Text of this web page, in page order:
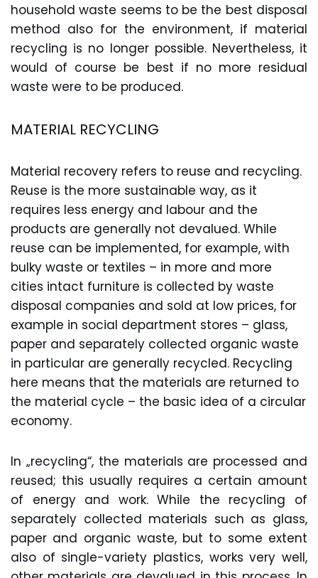
household waste seems to be the best disposal
method also for the environment, if material
recycling is no longer possible. Nevertheless, it
would of course be best if no more residual
waste were to be produced.
MATERIAL RECYCLING
Material recovery refers to reuse and recycling.
Reuse is the more sustainable way, as it
requires less energy and labour and the
products are generally not devalued. While
reuse can be implemented, for example, with
bulky waste or textiles – in more and more
cities intact furniture is collected by waste
disposal companies and sold at low prices, for
example in social department stores – glass,
paper and separately collected organic waste
in particular are generally recycled. Recycling
here means that the materials are returned to
the material cycle – the basic idea of a circular
economy.
In „recycling“, the materials are processed and
reused; this usually requires a certain amount
of energy and work. While the recycling of
separately collected materials such as glass,
paper and organic waste, but to some extent
also of single-variety plastics, works very well,